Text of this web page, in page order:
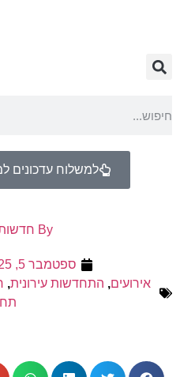
למשלוח עדכונים
By
ספטמבר 5, 2025
אירועים, התחדשות עירונית,